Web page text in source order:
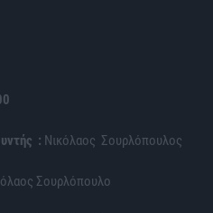
: Νικόλαος Σουρλόπουλος
Σουρλόπουλο